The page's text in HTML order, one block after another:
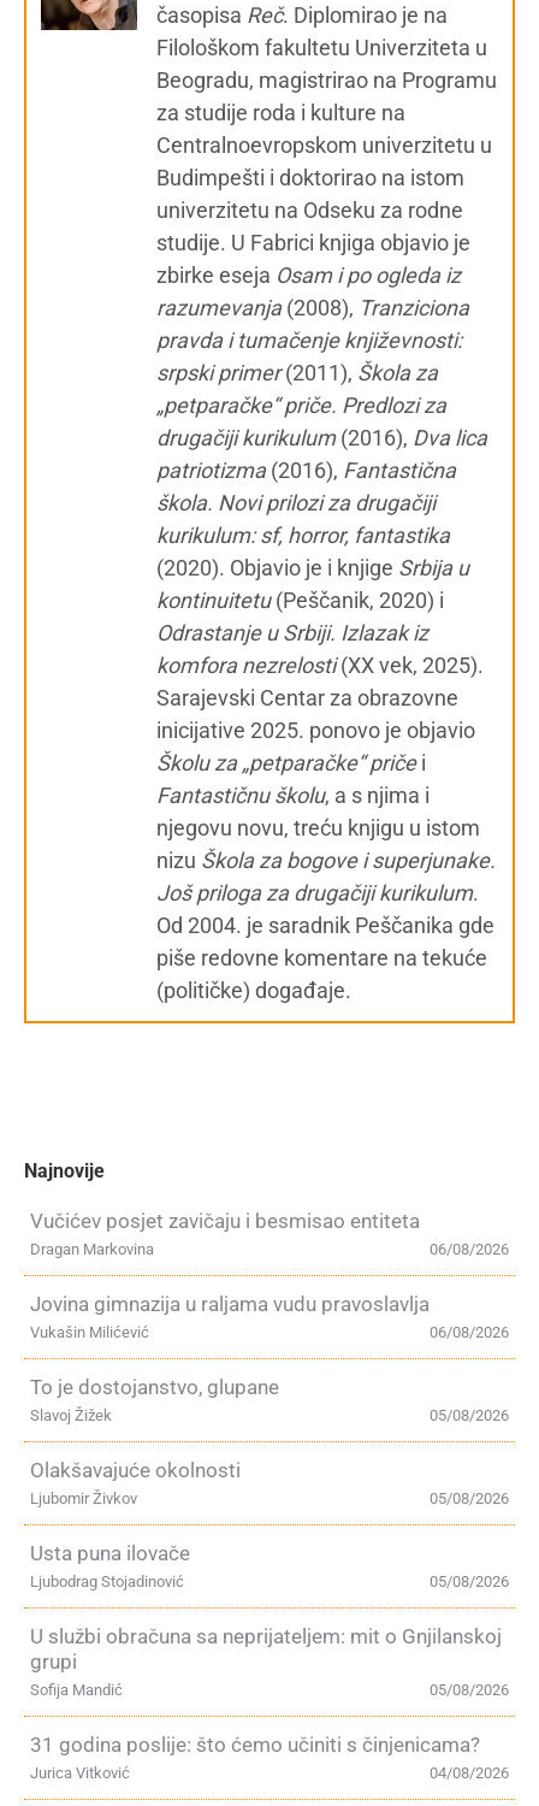
časopisa Reč. Diplomirao je na
Filološkom fakultetu Univerziteta u
Beogradu, magistrirao na Programu
za studije roda i kulture na
Centralnoevropskom univerzitetu u
Budimpešti i doktorirao na istom
univerzitetu na Odseku za rodne
studije. U Fabrici knjiga objavio je
zbirke eseja Osam i po ogleda iz
razumevanja(2008), Tranziciona
pravda i tumačenje književnosti:
srpski primer(2011), Škola za
„petparačke“ priče. Predlozi za
drugačiji kurikulum(2016), Dva lica
patriotizma(2016), Fantastična
škola. Novi prilozi za drugačiji
kurikulum: sf, horror, fantastika
(2020). Objavio je i knjige Srbija u
kontinuitetu(Peščanik, 2020) i
Odrastanje u Srbiji. Izlazak iz
komfora nezrelosti(XX vek, 2025).
Sarajevski Centar za obrazovne
inicijative 2025. ponovo je objavio
Školu za „petparačke“ pričei
Fantastičnu školu, a s njima i
njegovu novu, treću knjigu u istom
nizu Škola za bogove i superjunake.
Još priloga za drugačiji kurikulum.
Od 2004. je saradnik Peščanika gde
piše redovne komentare na tekuće
(političke) događaje.
Najnovije
Vučićev posjet zavičaju i besmisao entiteta
06/08/2026
Dragan Markovina
Jovina gimnazija u raljama vudu pravoslavlja
06/08/2026
Vukašin Milićević
To je dostojanstvo, glupane
05/08/2026
Slavoj Žižek
Olakšavajuće okolnosti
05/08/2026
Ljubomir Živkov
Usta puna ilovače
05/08/2026
Ljubodrag Stojadinović
U službi obračuna sa neprijateljem: mit o Gnjilanskoj
grupi
05/08/2026
Sofija Mandić
31 godina poslije: što ćemo učiniti s činjenicama?
04/08/2026
Jurica Vitković